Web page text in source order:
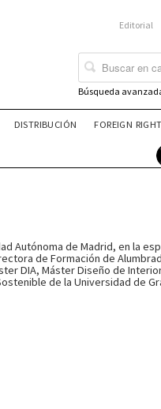
Editorial
Búsqueda
DISTRIBUCIÓN FOREIGN
Autónoma de Madrid, en la
de Formación de
DIA, Máster Diseño de
de la Universidad de